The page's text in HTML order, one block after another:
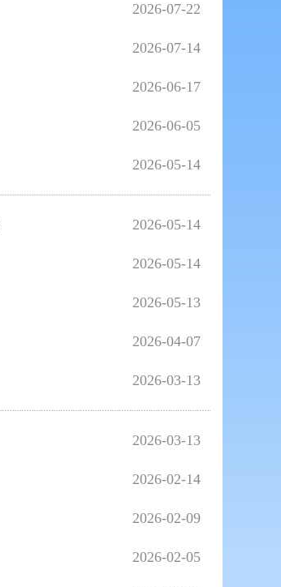
2026-07-22
2026-07-14
2026-06-17
2026-06-05
2026-05-14
2026-05-14
2026-05-14
2026-05-13
2026-04-07
2026-03-13
2026-03-13
2026-02-14
2026-02-09
2026-02-05